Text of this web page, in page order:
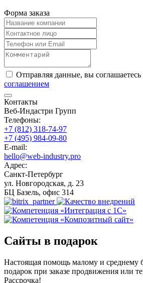
Форма заказа
Отправляя данные, вы соглашаетесь
соглашением
Контакты
Веб-Индастри Групп
Телефоны:
+7 (812) 318-74-97
+7 (495) 984-09-80
E-mail:
hello@web-industry.pro
Адрес:
Санкт-Петербург
ул. Новгородская, д. 23
БЦ Базель, офис 314
Сайты в подарок
Настоящая помощь малому и среднему
подарок при заказе продвижения или
Рассрочка!